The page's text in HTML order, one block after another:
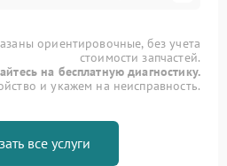
ориентировочные, без учета
стоимости запчастей.
на бесплатную диагностику.
и укажем на неисправность.
все услуги